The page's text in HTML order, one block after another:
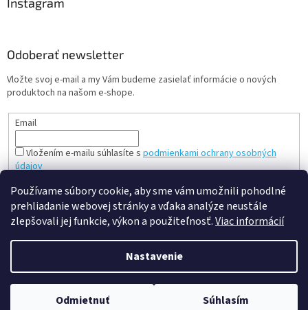
Používame súbory cookie, aby sme vám umožnili pohodlné
prehliadanie webovej stránky a vďaka analýze neustále
zlepšovali jej funkcie, výkon a použiteľnosť.Viac informácií
Nastavenie
Odmietnuť Súhlasím
Odoberať newsletter
Vložte svoj e-mail a my Vám budeme zasielať informácie o nových
produktoch na našom e-shope.
Email
Vložením e-mailu súhlasíte s podmienkami ochrany osobných
údajov
PRIHLÁSIŤ SA
Copyright 2026slovenská a česká hračka - mileobchod.sk.
Všetky práva vyhradené.
Upraviť nastavenie cookies